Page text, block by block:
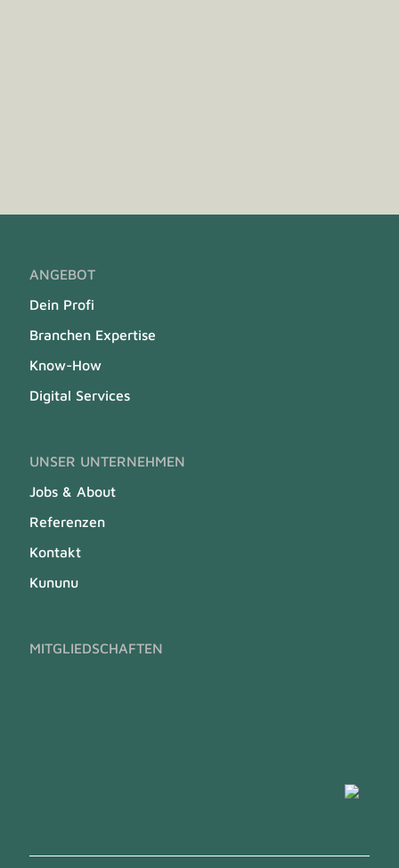
ANGEBOT
Dein Profi
Branchen Expertise
Know-How
Digital Services
UNSER UNTERNEHMEN
Jobs & About
Referenzen
Kontakt
Kununu
MITGLIEDSCHAFTEN